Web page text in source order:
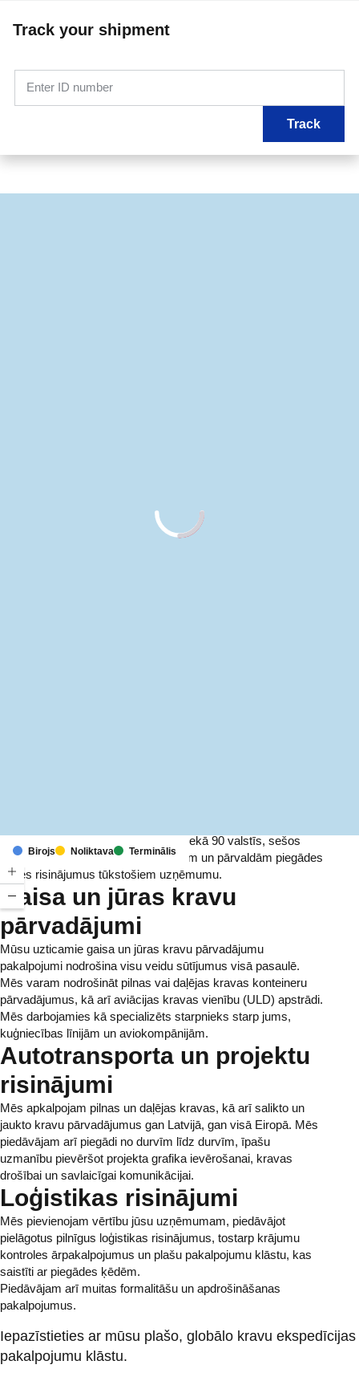
Track your shipment
Enter ID number
Track
Birojs Noliktava Terminālis
Ar birojiem un infrastruktūru vairāk nekā 90 valstīs, sešos
kontinentos, mēs ik dienu nodrošinām un pārvaldām piegādes
ķēdes risinājumus tūkstošiem uzņēmumu.
Gaisa un jūras kravu
pārvadājumi
Mūsu uzticamie gaisa un jūras kravu pārvadājumu
pakalpojumi nodrošina visu veidu sūtījumus visā pasaulē.
Mēs varam nodrošināt pilnas vai daļējas kravas konteineru
pārvadājumus, kā arī aviācijas kravas vienību (ULD) apstrādi.
Mēs darbojamies kā specializēts starpnieks starp jums,
kuģniecības līnijām un aviokompānijām.
Autotransporta un projektu
risinājumi
Mēs apkalpojam pilnas un daļējas kravas, kā arī salikto un
jaukto kravu pārvadājumus gan Latvijā, gan visā Eiropā. Mēs
piedāvājam arī piegādi no durvīm līdz durvīm, īpašu
uzmanību pievēršot projekta grafika ievērošanai, kravas
drošībai un savlaicīgai komunikācijai.
Loģistikas risinājumi
Mēs pievienojam vērtību jūsu uzņēmumam, piedāvājot
pielāgotus pilnīgus loģistikas risinājumus, tostarp krājumu
kontroles ārpakalpojumus un plašu pakalpojumu klāstu, kas
saistīti ar piegādes ķēdēm.
Piedāvājam arī muitas formalitāšu un apdrošināšanas
pakalpojumus.
Iepazīstieties ar mūsu plašo, globālo kravu ekspedīcijas
pakalpojumu klāstu.